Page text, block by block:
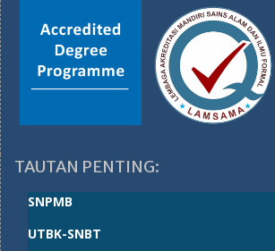
TAUTAN PENTING:
SNPMB
UTBK-SNBT